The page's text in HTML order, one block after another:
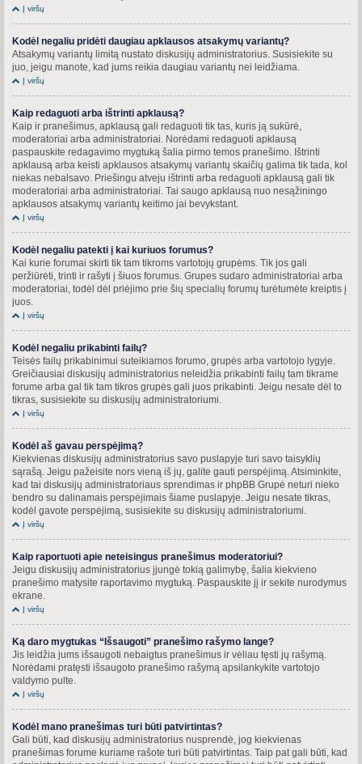
Į viršų
Kodėl negaliu pridėti daugiau apklausos atsakymų variantų?
Atsakymų variantų limitą nustato diskusijų administratorius. Susisiekite su
juo, jeigu manote, kad jums reikia daugiau variantų nei leidžiama.
Į viršų
Kaip redaguoti arba ištrinti apklausą?
Kaip ir pranešimus, apklausą gali redaguoti tik tas, kuris ją sukūrė,
moderatoriai arba administratoriai. Norėdami redaguoti apklausą
paspauskite redagavimo mygtuką šalia pirmo temos pranešimo. Ištrinti
apklausą arba keisti apklausos atsakymų variantų skaičių galima tik tada, kol
niekas nebalsavo. Priešingu atveju ištrinti arba redaguoti apklausą gali tik
moderatoriai arba administratoriai. Tai saugo apklausą nuo nesąžiningo
apklausos atsakymų variantų keitimo jai bevykstant.
Į viršų
Kodėl negaliu patekti į kai kuriuos forumus?
Kai kurie forumai skirti tik tam tikroms vartotojų grupėms. Tik jos gali
peržiūrėti, trinti ir rašyti į šiuos forumus. Grupes sudaro administratoriai arba
moderatoriai, todėl dėl priėjimo prie šių specialių forumų turėtumėte kreiptis į
juos.
Į viršų
Kodėl negaliu prikabinti failų?
Teisės failų prikabinimui suteikiamos forumo, grupės arba vartotojo lygyje.
Greičiausiai diskusijų administratorius neleidžia prikabinti failų tam tikrame
forume arba gal tik tam tikros grupės gali juos prikabinti. Jeigu nesate dėl to
tikras, susisiekite su diskusijų administratoriumi.
Į viršų
Kodėl aš gavau perspėjimą?
Kiekvienas diskusijų administratorius savo puslapyje turi savo taisyklių
sąrašą. Jeigu pažeisite nors vieną iš jų, galite gauti perspėjimą. Atsiminkite,
kad tai diskusijų administratoriaus sprendimas ir phpBB Grupė neturi nieko
bendro su dalinamais perspėjimais šiame puslapyje. Jeigu nesate tikras,
kodėl gavote perspėjimą, susisiekite su diskusijų administratoriumi.
Į viršų
Kaip raportuoti apie neteisingus pranešimus moderatoriui?
Jeigu diskusijų administratorius įjungė tokią galimybę, šalia kiekvieno
pranešimo matysite raportavimo mygtuką. Paspauskite jį ir sekite nurodymus
ekrane.
Į viršų
Ką daro mygtukas “Išsaugoti” pranešimo rašymo lange?
Jis leidžia jums išsaugoti nebaigtus pranešimus ir vėliau tęsti jų rašymą.
Norėdami pratęsti išsaugoto pranešimo rašymą apsilankykite vartotojo
valdymo pulte.
Į viršų
Kodėl mano pranešimas turi būti patvirtintas?
Gali būti, kad diskusijų administratorius nusprendė, jog kiekvienas
pranešimas forume kuriame rašote turi būti patvirtintas. Taip pat gali būti, kad